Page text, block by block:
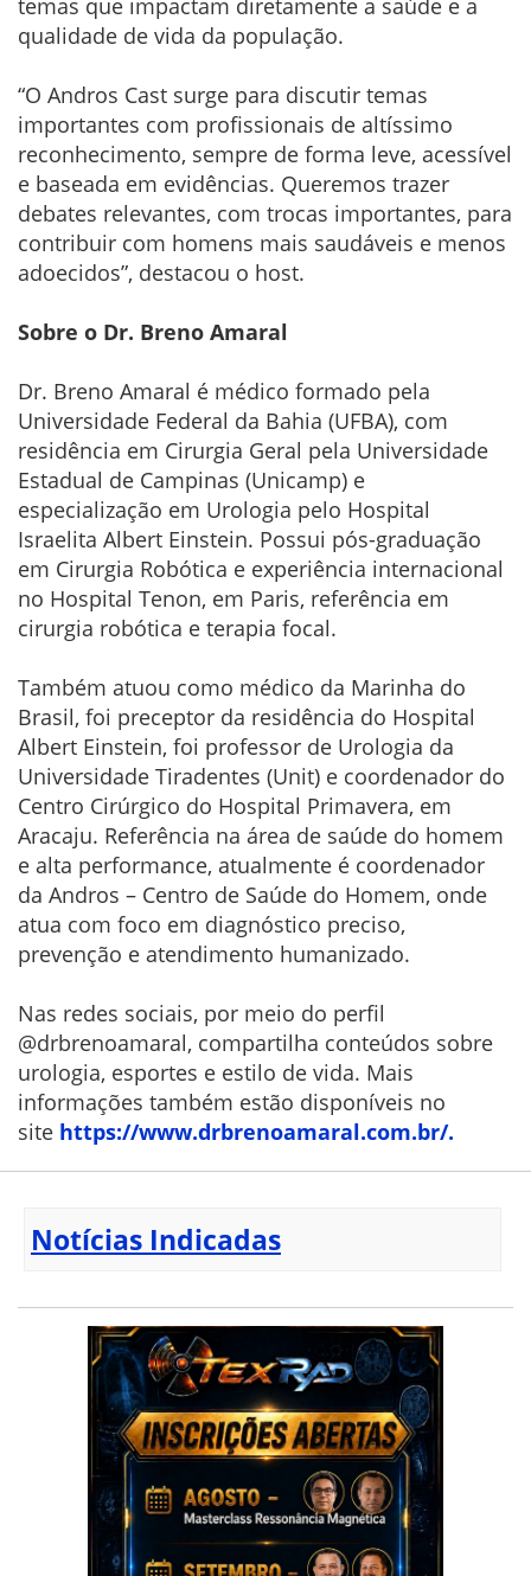
temas que impactam diretamente a saúde e a
qualidade de vida da população.
“O Andros Cast surge para discutir temas
importantes com profissionais de altíssimo
reconhecimento, sempre de forma leve, acessível
e baseada em evidências. Queremos trazer
debates relevantes, com trocas importantes, para
contribuir com homens mais saudáveis e menos
adoecidos”, destacou o host.
Sobre o Dr. Breno Amaral
Dr. Breno Amaral é médico formado pela
Universidade Federal da Bahia (UFBA), com
residência em Cirurgia Geral pela Universidade
Estadual de Campinas (Unicamp) e
especialização em Urologia pelo Hospital
Israelita Albert Einstein. Possui pós-graduação
em Cirurgia Robótica e experiência internacional
no Hospital Tenon, em Paris, referência em
cirurgia robótica e terapia focal.
Também atuou como médico da Marinha do
Brasil, foi preceptor da residência do Hospital
Albert Einstein, foi professor de Urologia da
Universidade Tiradentes (Unit) e coordenador do
Centro Cirúrgico do Hospital Primavera, em
Aracaju. Referência na área de saúde do homem
e alta performance, atualmente é coordenador
da Andros – Centro de Saúde do Homem, onde
atua com foco em diagnóstico preciso,
prevenção e atendimento humanizado.
Nas redes sociais, por meio do perfil
@drbrenoamaral, compartilha conteúdos sobre
urologia, esportes e estilo de vida. Mais
informações também estão disponíveis no
site https://www.drbrenoamaral.com.br/.
Notícias Indicadas